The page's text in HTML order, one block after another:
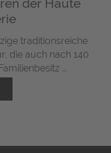
der Haute
traditionsreiche
die auch nach 140
...